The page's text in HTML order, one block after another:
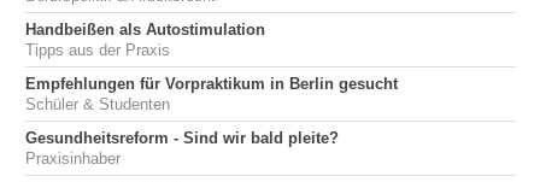
Handbeißen als Autostimulation
Tipps aus der Praxis
Empfehlungen für Vorpraktikum in Berlin gesucht
Schüler & Studenten
Gesundheitsreform - Sind wir bald pleite?
Praxisinhaber